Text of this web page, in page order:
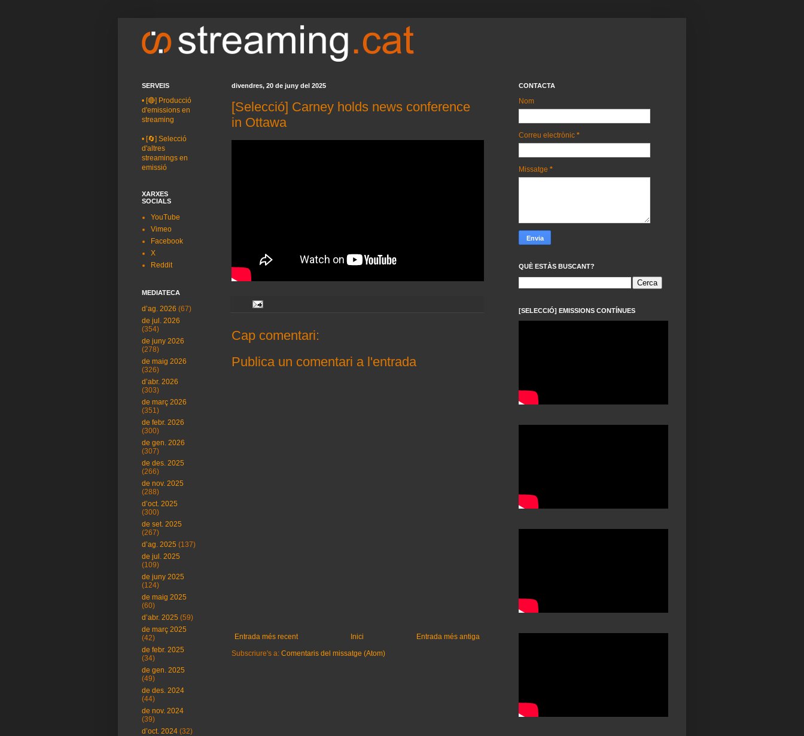
divendres, 20 de juny del 2025
[Selecció] Carney holds news conference
in Ottawa
Cap comentari:
Publica un comentari a l'entrada
Entrada més recent Entrada més antiga
Inici
Subscriure's a: Comentaris del missatge (Atom)
SERVEIS
• [🔴] Producció
d'emissions en
streaming
• [🔄] Selecció
d'altres
streamings en
emissió
XARXES
SOCIALS
YouTube
Vimeo
Facebook
X
Reddit
MEDIATECA
d’ag. 2026 (67)
de jul. 2026
(354)
de juny 2026
(278)
de maig 2026
(326)
d’abr. 2026
(303)
de març 2026
(351)
de febr. 2026
(300)
de gen. 2026
(307)
de des. 2025
(266)
de nov. 2025
(288)
d’oct. 2025
(300)
de set. 2025
(267)
d’ag. 2025 (137)
de jul. 2025
(109)
de juny 2025
(124)
de maig 2025
(60)
d’abr. 2025 (59)
de març 2025
(42)
de febr. 2025
(34)
de gen. 2025
(49)
de des. 2024
(44)
de nov. 2024
(39)
d’oct. 2024 (32)
CONTACTA
Nom
Correu electrònic *
Missatge *
QUÈ ESTÀS BUSCANT?
[SELECCIÓ] EMISSIONS CONTÍNUES